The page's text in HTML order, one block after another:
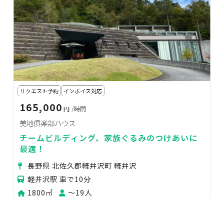
リクエスト予約 インボイス対応
165,000 円 /時間
美地俱楽部ハウス
チームビルディング、家族ぐるみのつけあいに
最適！
長野県 北佐久郡軽井沢町 軽井沢
軽井沢駅 車で10分
1800㎡
〜19人